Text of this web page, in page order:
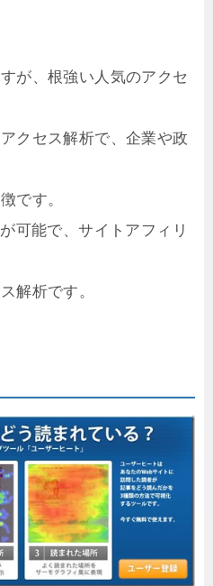
が、根強い人気のアクセ
クセス解析で、企業や政
です。
可能で、サイトアフィリ
解析です。